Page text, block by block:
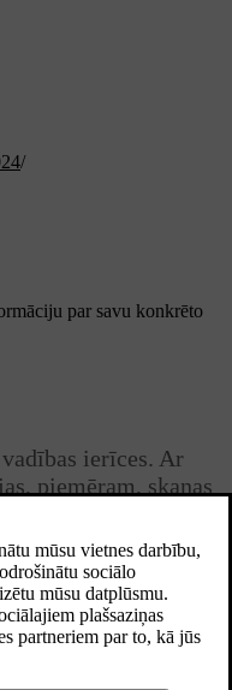
/
par savu konkrēto
ierīces. Ar
piemēram, skaņas